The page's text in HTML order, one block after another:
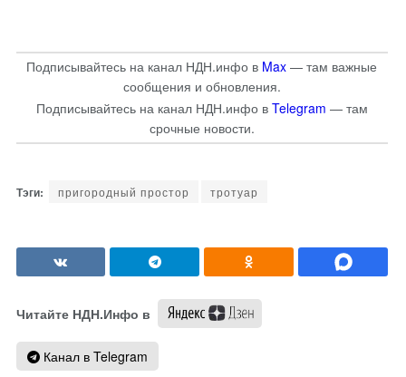
Подписывайтесь на канал НДН.инфо в Max — там важные
сообщения и обновления.
Подписывайтесь на канал НДН.инфо в Telegram — там
срочные новости.
пригородный простор тротуар
Читайте НДН.Инфо в
Канал в Telegram